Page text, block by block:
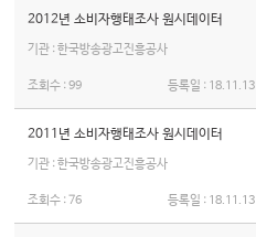
2012년 소비자행태조사 원시데이터
기관 : 한국방송광고진흥공사
조회수 :99 등록일 : 18.11.13
2011년 소비자행태조사 원시데이터
기관 : 한국방송광고진흥공사
조회수 :76 등록일 : 18.11.13